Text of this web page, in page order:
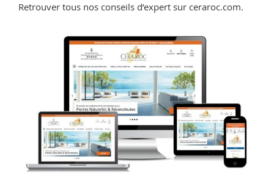
Retrouver tous nos conseils d’expert sur ceraroc.com.